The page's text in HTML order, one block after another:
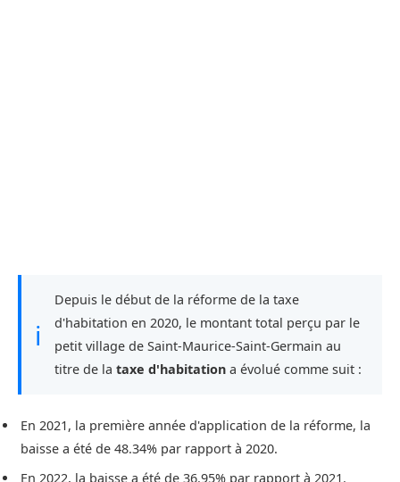
ℹ
Depuis le début de la réforme de la taxe
d'habitation en 2020, le montant total perçu par le
petit village de Saint-Maurice-Saint-Germain au
titre de la taxe d'habitation a évolué comme suit :
En 2021, la première année d'application de la réforme, la
baisse a été de 48.34% par rapport à 2020.
En 2022, la baisse a été de 36.95% par rapport à 2021.